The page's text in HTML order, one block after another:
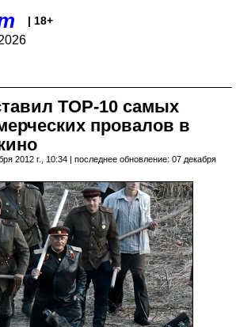
| 18+
TOP-10 самых
провалов в
2012 г., 10:34 | последнее обновление: 07 декабря